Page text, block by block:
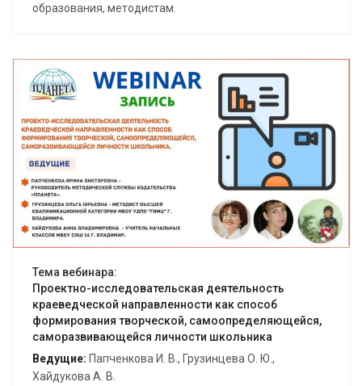
образования, методистам.
Тема вебинара:
Проектно-исследовательская деятельность
краеведческой направленности как способ
формирования творческой, самоопределяющейся,
саморазвивающейся личности школьника
Ведущие: Папченкова И. В., Грузинцева О. Ю.,
Хайдукова А. В.